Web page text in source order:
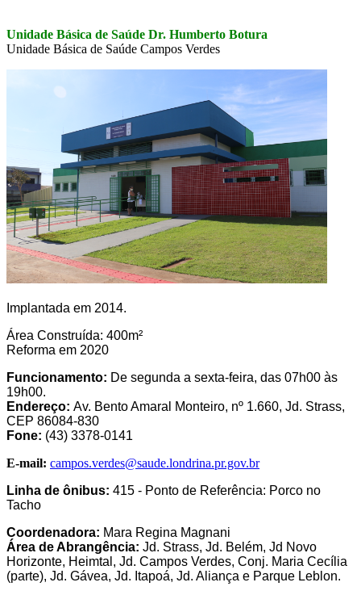
Unidade Básica de Saúde Dr. Humberto Botura
Unidade Básica de Saúde Campos Verdes
Implantada em 2014.
Área Construída: 400m²
Reforma em 2020
Funcionamento: De segunda a sexta-feira, das 07h00 às
19h00.
Endereço: Av. Bento Amaral Monteiro, nº 1.660, Jd. Strass,
CEP 86084-830
Fone: (43) 3378-0141
E-mail: campos.verdes@saude.londrina.pr.gov.br
Linha de ônibus: 415 - Ponto de Referência: Porco no
Tacho
Coordenadora: Mara Regina Magnani
Área de Abrangência: Jd. Strass, Jd. Belém, Jd Novo
Horizonte, Heimtal, Jd. Campos Verdes, Conj. Maria Cecília
(parte), Jd. Gávea, Jd. Itapoá, Jd. Aliança e Parque Leblon.